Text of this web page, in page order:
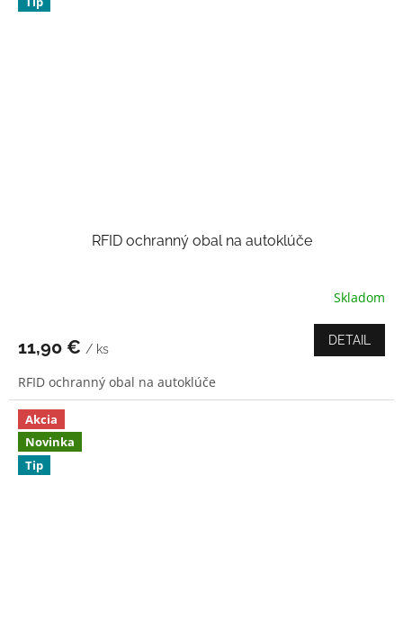
RFID ochranný obal na autoklúče
je
z
5
hviezdičiek.
Skladom
11,90 € / ks
DETAIL
RFID ochranný obal na autoklúče
Akcia
Novinka
Tip